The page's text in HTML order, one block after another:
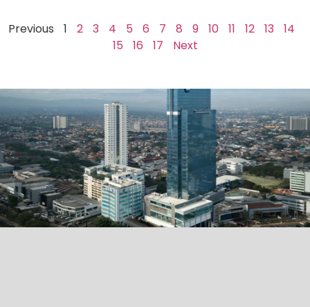
Previous 1 2 3 4 5 6 7 8 9 10 11 12 13
14
15
16 17 Next